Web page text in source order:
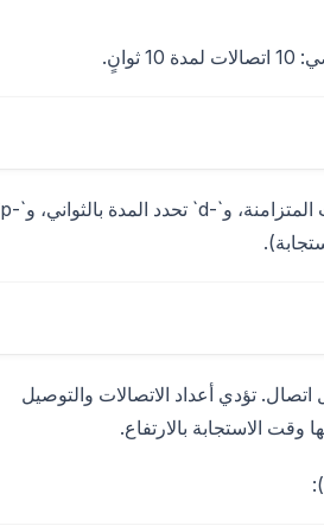
ثانية، ويرسل 10 طلبات متسلسلة لكل اتصال. تؤدي أعداد الاتصالات والتوصيل
وقت الاستجابة بالارتفاع.